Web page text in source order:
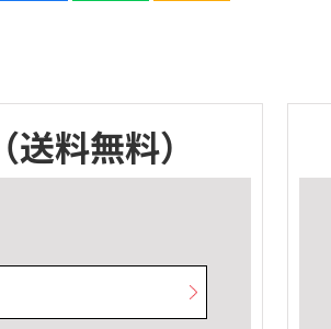
（送料無料）